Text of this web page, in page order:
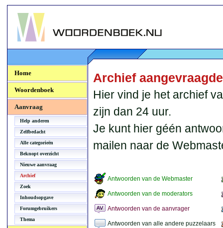
Woordenboek.NU
Home
Woordenboek
Aanvraag
Help anderen
Zelfbedacht
Alle categorieën
Beknopt overzicht
Nieuwe aanvraag
Archief
Zoek
Inhoudsopgave
Forumgebruikers
Thema
Archief
Hier vind je het archief
zijn dan 24 uur.
Je kunt hier géén
mailen naar de
Antwoorden van de Webmaster
Antwoorden van de moderators
Antwoorden van de aanvrager
Antwoorden van alle andere puzzelaars